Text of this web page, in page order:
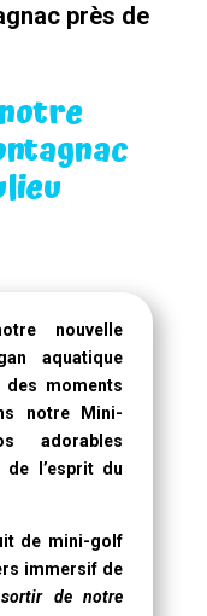
près de
nouvelle
aquatique
moments
notre Mini-
adorables
de l’esprit du
de mini-golf
immersif de
de notre